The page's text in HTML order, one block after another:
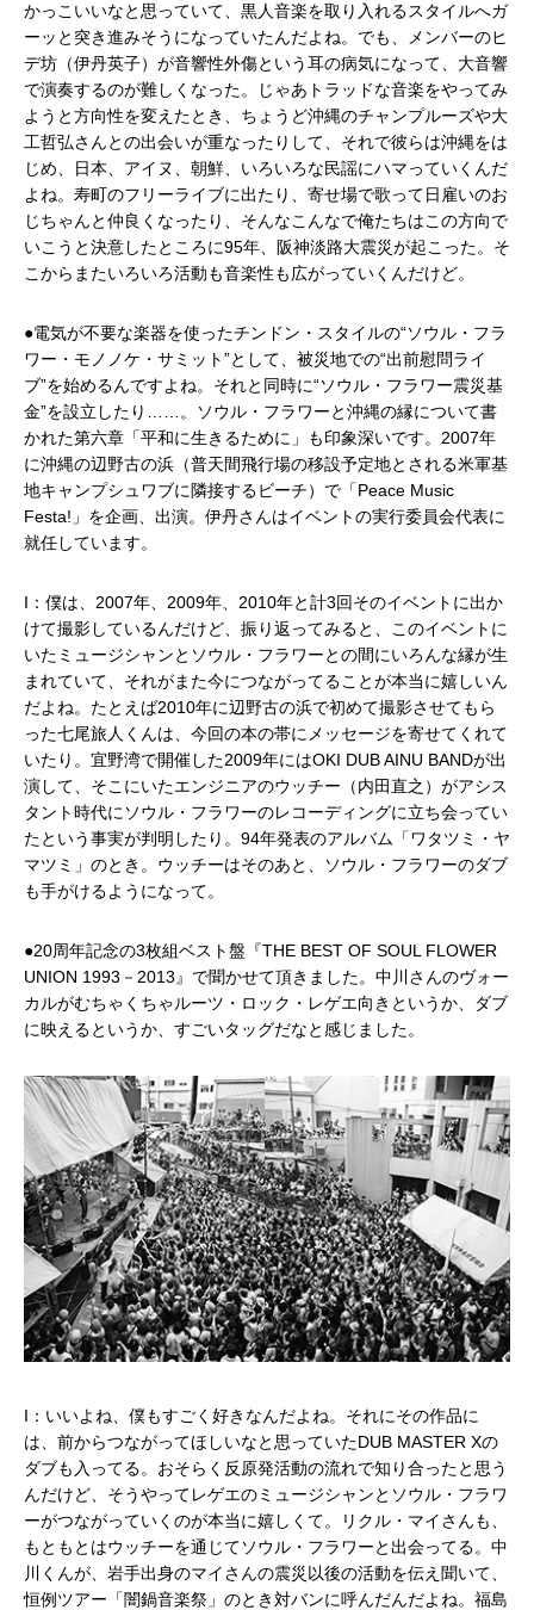
かっこいいなと思っていて、黒人音楽を取り入れるスタイルへガ
ーッと突き進みそうになっていたんだよね。でも、メンバーのヒ
デ坊（伊丹英子）が音響性外傷という耳の病気になって、大音響
で演奏するのが難しくなった。じゃあトラッドな音楽をやってみ
ようと方向性を変えたとき、ちょうど沖縄のチャンプルーズや大
工哲弘さんとの出会いが重なったりして、それで彼らは沖縄をは
じめ、日本、アイヌ、朝鮮、いろいろな民謡にハマっていくんだ
よね。寿町のフリーライブに出たり、寄せ場で歌って日雇いのお
じちゃんと仲良くなったり、そんなこんなで俺たちはこの方向で
いこうと決意したところに95年、阪神淡路大震災が起こった。そ
こからまたいろいろ活動も音楽性も広がっていくんだけど。
●電気が不要な楽器を使ったチンドン・スタイルの“ソウル・フラ
ワー・モノノケ・サミット”として、被災地での“出前慰問ライ
ブ”を始めるんですよね。それと同時に“ソウル・フラワー震災基
金”を設立したり……。ソウル・フラワーと沖縄の縁について書
かれた第六章「平和に生きるために」も印象深いです。2007年
に沖縄の辺野古の浜（普天間飛行場の移設予定地とされる米軍基
地キャンプシュワブに隣接するビーチ）で「Peace Music
Festa!」を企画、出演。伊丹さんはイベントの実行委員会代表に
就任しています。
I：僕は、2007年、2009年、2010年と計3回そのイベントに出か
けて撮影しているんだけど、振り返ってみると、このイベントに
いたミュージシャンとソウル・フラワーとの間にいろんな縁が生
まれていて、それがまた今につながってることが本当に嬉しいん
だよね。たとえば2010年に辺野古の浜で初めて撮影させてもら
った七尾旅人くんは、今回の本の帯にメッセージを寄せてくれて
いたり。宜野湾で開催した2009年にはOKI DUB AINU BANDが出
演して、そこにいたエンジニアのウッチー（内田直之）がアシス
タント時代にソウル・フラワーのレコーディングに立ち会ってい
たという事実が判明したり。94年発表のアルバム「ワタツミ・ヤ
マツミ」のとき。ウッチーはそのあと、ソウル・フラワーのダブ
も手がけるようになって。
●20周年記念の3枚組ベスト盤『THE BEST OF SOUL FLOWER
UNION 1993－2013』で聞かせて頂きました。中川さんのヴォー
カルがむちゃくちゃルーツ・ロック・レゲエ向きというか、ダブ
に映えるというか、すごいタッグだなと感じました。
I：いいよね、僕もすごく好きなんだよね。それにその作品に
は、前からつながってほしいなと思っていたDUB MASTER Xの
ダブも入ってる。おそらく反原発活動の流れで知り合ったと思う
んだけど、そうやってレゲエのミュージシャンとソウル・フラワ
ーがつながっていくのが本当に嬉しくて。リクル・マイさんも、
もともとはウッチーを通じてソウル・フラワーと出会ってる。中
川くんが、岩手出身のマイさんの震災以後の活動を伝え聞いて、
恒例ツアー「闇鍋音楽祭」のとき対バンに呼んだんだよね。福島